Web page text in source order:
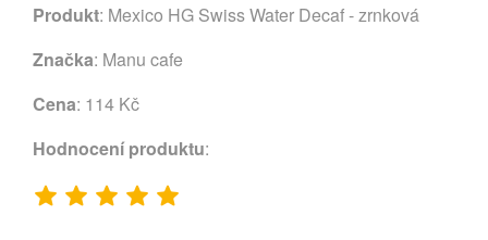
Produkt: Mexico HG Swiss Water Decaf - zrnková
Značka: Manu cafe
Cena: 114 Kč
Hodnocení produktu: